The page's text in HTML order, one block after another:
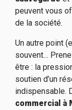
peuvent vous
de la société.
Un autre point
souvent…
être : la
soutien d’un
indispensable.
commercial à